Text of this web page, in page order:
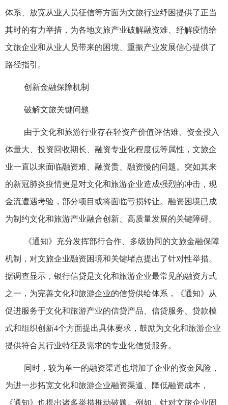
体系、放宽从业人员征信等方面为文旅行业纾困提供了正当
其时的有力举措，为各地文旅产业破解融资难、纾解疫情给
文旅企业和从业人员带来的困境、重振产业发展信心提供了
路径指引。
创新金融保障机制
破解文旅关键问题
由于文化和旅游行业存在轻资产价值评估难、资金投入
体量大、投资回收期长、融资专业化程度低等属性，文旅企
业一直以来面临融资难、融资贵、融资慢的问题。突如其来
的新冠肺炎疫情更是对文化和旅游企业造成强烈的冲击，现
金流遭遇考验，部分项目或将面临亏损转让。融资困境已成
为制约文化和旅游产业融合创新、高质量发展的关键障碍。
《通知》充分发挥部行合作、多级协同的文旅金融保障
机制，对文旅企业融资困境和关键堵点提出了针对性举措。
据调查显示，银行信贷是文化和旅游企业最常见的融资方式
之一，为完善文化和旅游企业的信贷供给体系，《通知》从
促进服务于文化和旅游产业的信贷产品、信贷服务、贷款模
式和组织创新4个方面提出具体要求，鼓励为文化和旅游企业
提供符合其行业特征及需求的专业化信贷服务。
同时，较为单一的融资渠道也增加了企业的资金风险，
为进一步拓宽文化和旅游企业融资渠道、降低融资成本，
《通知》也提出诸多举措推动破题。例如，针对文旅企业固